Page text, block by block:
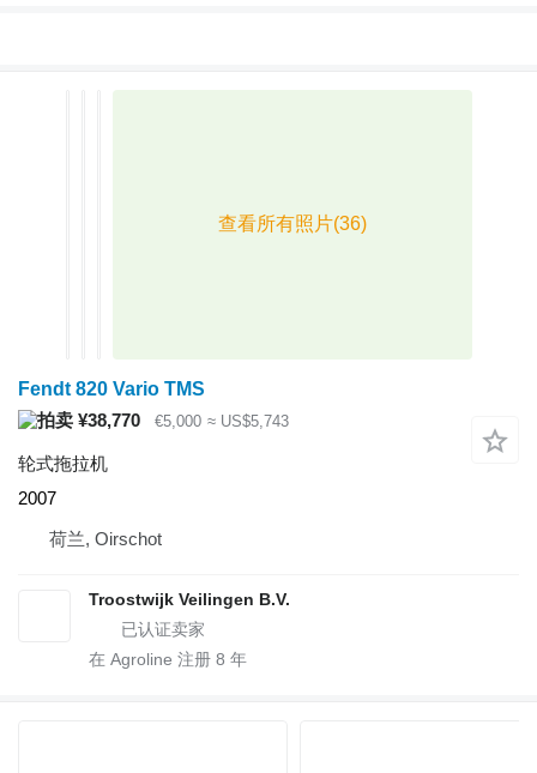
Fendt 820 Vario TMS
¥38,770
€5,000 ≈ US$5,743
轮式拖拉机
2007
荷兰, Oirschot
Troostwijk Veilingen B.V.
在 Agroline 注册 8 年